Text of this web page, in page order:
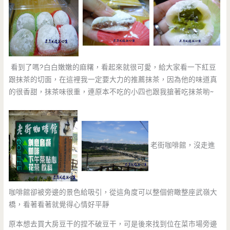
看到了嗎?白白嫩嫩的麻糬，看起來就很可愛，給大家看一下紅豆
跟抹茶的切面，在這裡我一定要大力的推薦抹茶，因為他的味道真
的很香甜，抹茶味很重，連原本不吃的小四也跟我搶著吃抹茶喲~
老街咖啡館，沒走進
咖啡館卻被旁邊的景色給吸引，從這角度可以整個俯瞰整座武嶺大
橋，看著看著就覺得心情好平靜
原本想去買大房豆干的捏不破豆干，可是後來找到位在菜市場旁邊